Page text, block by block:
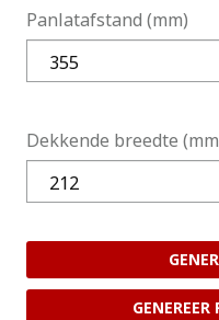
Panlatafstand (mm)
Dekkende breedte